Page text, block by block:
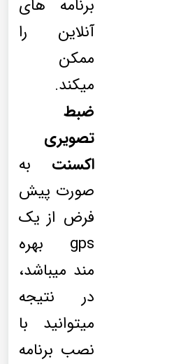
برنامه های
آنلاین را
ممکن
میکند.
ضبط
تصویری
اکسنت به
صورت پیش
فرض از یک
gps بهره
مند میباشد،
در نتیجه
میتوانید با
نصب برنامه